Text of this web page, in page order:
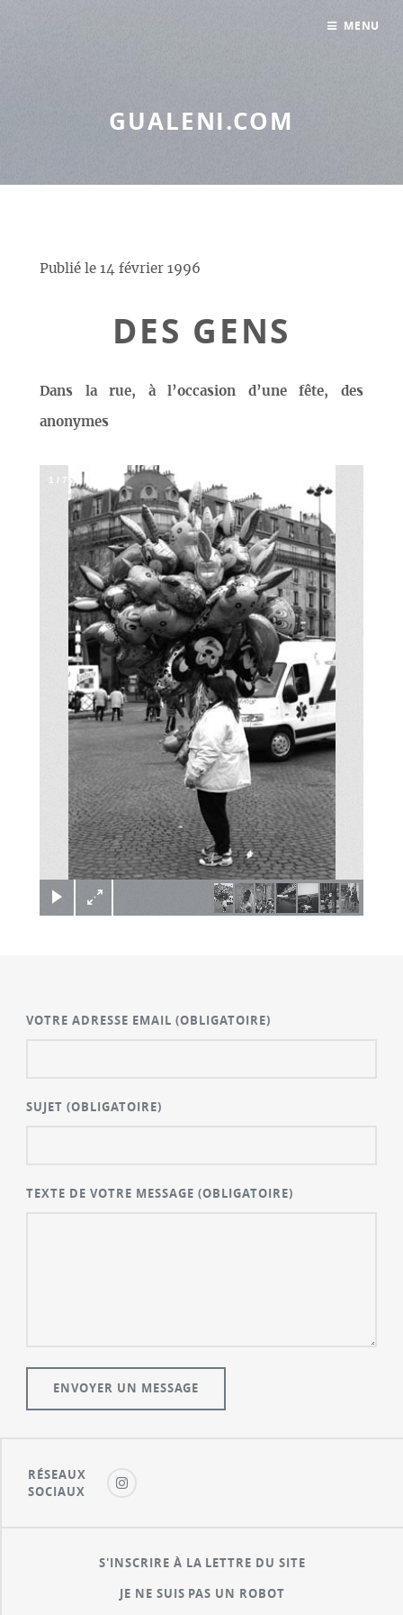
GUALENI.COM
Publié le 14 février 1996
DES GENS
Dans la rue, à l’occasion d’une fête, des
anonymes
×
1 / 7
VOTRE ADRESSE EMAIL(OBLIGATOIRE)
SUJET(OBLIGATOIRE)
TEXTE DE VOTRE MESSAGE(OBLIGATOIRE)
RÉSEAUX
SOCIAUX
S'INSCRIRE À LA LETTRE DU SITE
JE NE SUIS PAS UN ROBOT
MENU